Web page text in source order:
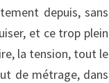
depuis, sans
et ce trop plein
la tension, tout le
de métrage, dans